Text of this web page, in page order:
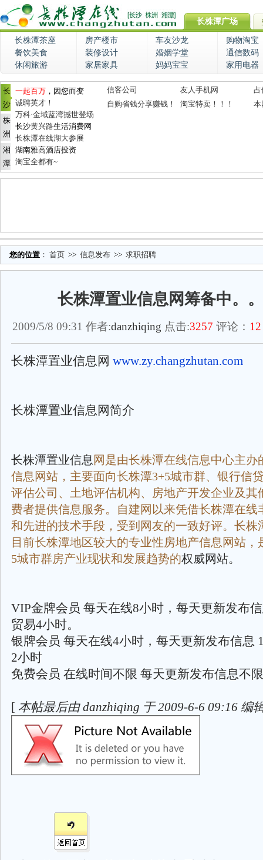
长株潭广场
长株潭茶座 房产楼市 车友沙龙
购物淘宝
餐饮美食
装修设计 婚姻学堂
通信数码
休闲旅游
家居家具 妈妈宝宝 家用电器
长
沙
株
洲
湘
潭
一起百万 ，因您而变
诚聘英才！
万科·金域蓝湾撼世登场
长沙黄兴路生活消费网
长株潭在线湖大参展
湖南雅高酒店投资
淘宝全都有~
信客公司 友人手机网
占
自购省钱分享赚钱！
淘宝特卖！！！ 本
您的位置 ： 首页 >> 信息发布 >> 求职招聘
长株潭置业信息网筹备中。
2009/5/8 09:31 作者:danzhiqing 点击:3257 评论： 12
长株潭置业信息网 www.zy.changzhutan.com
长株潭置业信息网简介
长株潭置业信息 网是由长株潭在线信息中心主办
信息网站，主要面向长株潭3+5城市群、银行信
评估公司、土地评估机构、房地产开发企业及其
费者提供信息服务。自建网以来凭借长株潭在线
和先进的技术手段，受到网友的一致好评。长株
目前长株潭地区较大的专业性房地产信息网站，
5城市群房产业现状和发展趋势的权威网站。
VIP金牌会员 每天在线8小时，每天更新发布
贸易4小时。
银牌会员 每天在线4小时，每天更新发布信息
2小时
免费会员 在线时间不限 每天更新发布信息不限
[ 本帖最后由 danzhiqing 于 2009-6-6 09:16 编